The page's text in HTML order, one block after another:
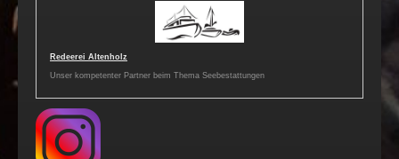
Redeerei Altenholz
Unser kompetenter Partner beim Thema Seebestattungen